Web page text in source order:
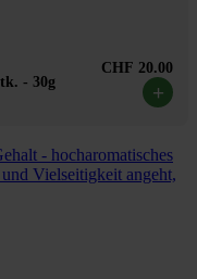
- 30g
CHF 20.00
+
- hocharomatisches
Vielseitigkeit angeht,